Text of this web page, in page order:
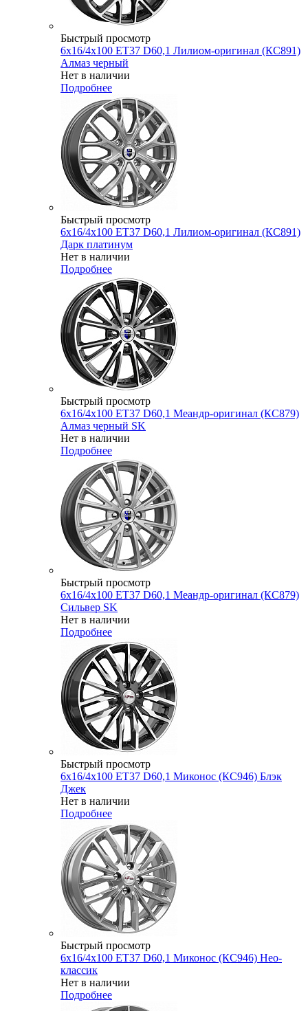
Быстрый просмотр
6x16/4x100 ET37 D60,1 Лилиом-оригинал (КС891)
Алмаз черный
Нет в наличии
Подробнее
Быстрый просмотр
6x16/4x100 ET37 D60,1 Лилиом-оригинал (КС891)
Дарк платинум
Нет в наличии
Подробнее
Быстрый просмотр
6x16/4x100 ET37 D60,1 Меандр-оригинал (КС879)
Алмаз черный SK
Нет в наличии
Подробнее
Быстрый просмотр
6x16/4x100 ET37 D60,1 Меандр-оригинал (КС879)
Сильвер SK
Нет в наличии
Подробнее
Быстрый просмотр
6x16/4x100 ET37 D60,1 Миконос (КС946) Блэк
Джек
Нет в наличии
Подробнее
Быстрый просмотр
6x16/4x100 ET37 D60,1 Миконос (КС946) Нео-
классик
Нет в наличии
Подробнее